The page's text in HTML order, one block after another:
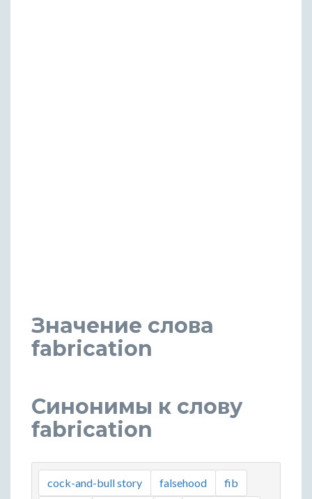
Значение слова
fabrication
Синонимы к слову
fabrication
cock-and-bull story falsehood
fib